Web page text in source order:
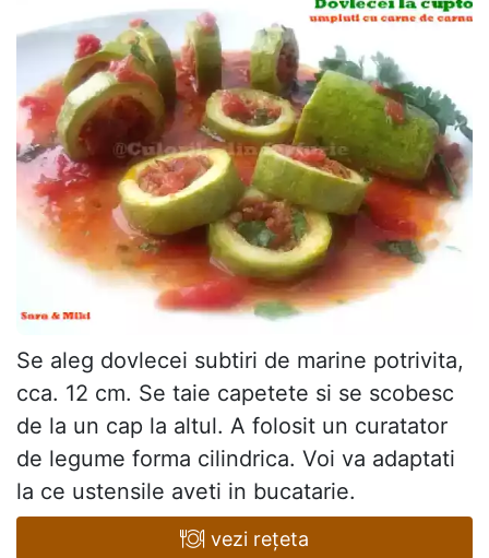
Se aleg dovlecei subtiri de marine potrivita,
cca. 12 cm. Se taie capetete si se scobesc
de la un cap la altul. A folosit un curatator
de legume forma cilindrica. Voi va adaptati
la ce ustensile aveti in bucatarie.
vezi rețeta